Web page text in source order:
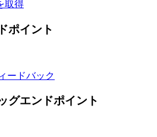
取得
ポイント
ードバック
グエンドポイント